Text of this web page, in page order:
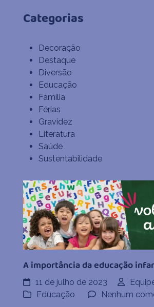
Categorias
Decoração
Destaque
Diversão
Educação
Família
Férias
Gravidez
Literatura
Saúde
Sustentabilidade
A importância da educação
11 de julho de 2023
Educação
Nenhum